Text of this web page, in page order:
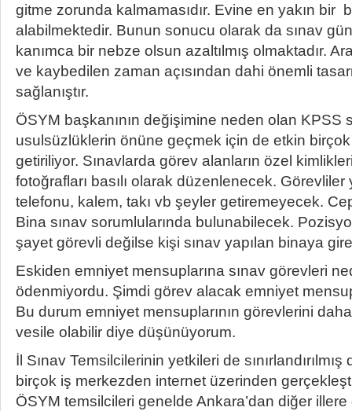
gitme zorunda kalmamasıdır. Evine en yakın bir
alabilmektedir. Bunun sonucu olarak da sınav
kanımca bir nebze olsun azaltılmış olmaktadır.
ve kaybedilen zaman açısından dahi önemli
sağlanıştır.
ÖSYM başkanının değişimine neden olan KPSS
usulsüzlüklerin önüne geçmek için de etkin
getiriliyor. Sınavlarda görev alanların özel
fotoğrafları basılı olarak düzenlenecek. Görevliler
telefonu, kalem, takı vb şeyler getiremeyecek.
Bina sınav sorumlularında bulunabilecek.
şayet görevli değilse kişi sınav yapılan binaya
Eskiden emniyet mensuplarına sınav görevleri
ödenmiyordu. Şimdi görev alacak emniyet
Bu durum emniyet mensuplarının görevlerini
vesile olabilir diye düşünüyorum.
İl Sınav Temsilcilerinin yetkileri de sınırlandırılmış
birçok iş merkezden internet üzerinden
ÖSYM temsilcileri genelde Ankara’dan diğer